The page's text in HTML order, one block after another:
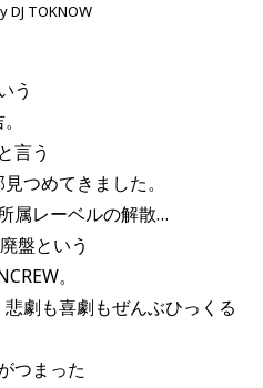
DJ TOKNOW
う
言う
つめてきました。
属レーベルの解散…
盤という
。
劇も喜劇もぜんぶひっくる
つまった